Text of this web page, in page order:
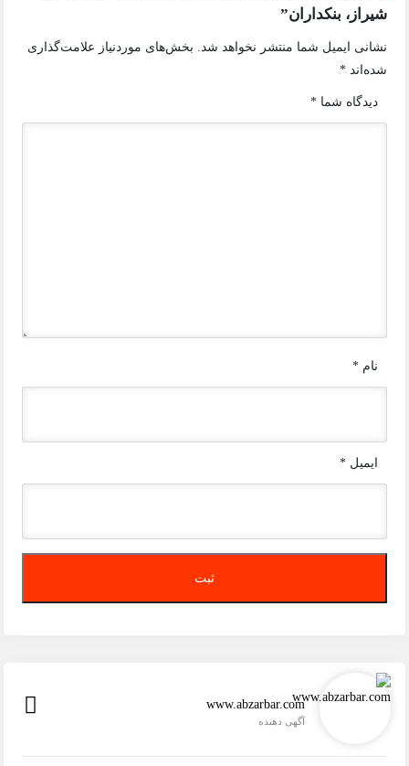
شیراز، بنکداران”
نشانی ایمیل شما منتشر نخواهد شد.
بخش‌های موردنیاز علامت‌گذاری
شده‌اند*
دیدگاه شما*
نام*
ایمیل*
www.abzarbar.com
آگهی دهنده